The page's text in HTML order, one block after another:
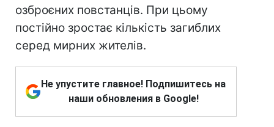
озброєних повстанців. При цьому
постійно зростає кількість загиблих
серед мирних жителів.
Не упустите главное! Подпишитесь на
наши обновления в Google!